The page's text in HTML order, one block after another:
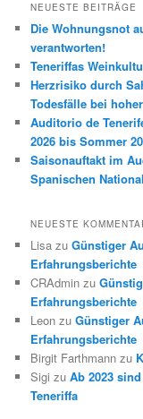
NEUESTE BEITRÄGE
Die Wohnungsnot
verantworten!
Teneriffas
Herzrisiko durch
Todesfälle bei
Auditorio de
2026 bis Sommer
Saisonauftakt im
Spanischen
NEUESTE
Lisa zuGünstiger
Erfahrungsberichte
CRAdmin zu
Erfahrungsberichte
Leon zuGünstiger
Erfahrungsberichte
Birgit Farthmann zu
Sigi zuAb 2023
Teneriffa